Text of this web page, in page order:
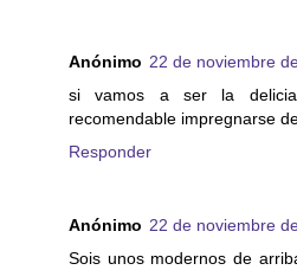
Anónimo 22 de noviembre
si vamos a ser la
recomendable impregnarse
Responder
Anónimo 22 de noviembre
Sois unos modernos de